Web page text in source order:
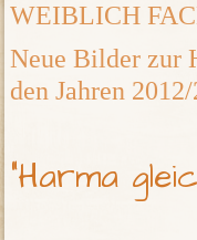
WEIBLICH
Neue Bilder zur
den Jahren
"Harma